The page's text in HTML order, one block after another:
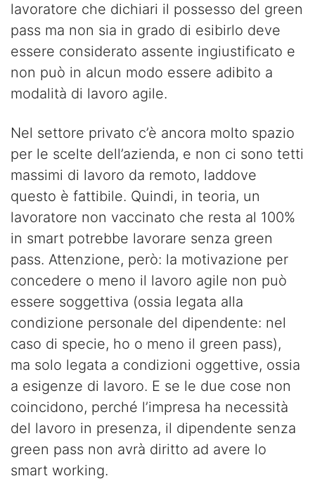
lavoratore che dichiari il possesso del green
pass ma non sia in grado di esibirlo deve
essere considerato assente ingiustificato e
non può in alcun modo essere adibito a
modalità di lavoro agile.
Nel settore privato c’è ancora molto spazio
per le scelte dell’azienda, e non ci sono tetti
massimi di lavoro da remoto, laddove
questo è fattibile. Quindi, in teoria, un
lavoratore non vaccinato che resta al 100%
in smart potrebbe lavorare senza green
pass. Attenzione, però: la motivazione per
concedere o meno il lavoro agile non può
essere soggettiva (ossia legata alla
condizione personale del dipendente: nel
caso di specie, ho o meno il green pass),
ma solo legata a condizioni oggettive, ossia
a esigenze di lavoro. E se le due cose non
coincidono, perché l’impresa ha necessità
del lavoro in presenza, il dipendente senza
green pass non avrà diritto ad avere lo
smart working.